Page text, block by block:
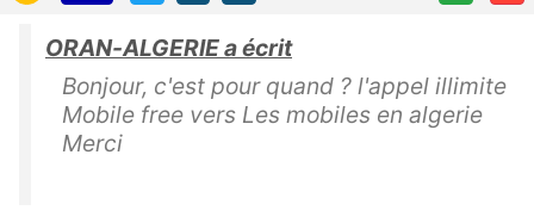
ORAN-ALGERIE a écrit
Bonjour, c'est pour quand ? l'appel illimite
Mobile free vers Les mobiles en algerie
Merci